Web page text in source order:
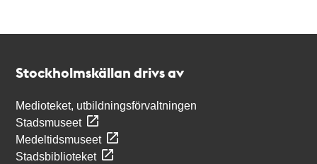
Stockholmskällan drivs av
Medioteket, utbildningsförvaltningen
Stadsmuseet
Medeltidsmuseet
Stadsbiblioteket